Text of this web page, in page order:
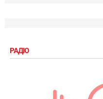
РАДІО